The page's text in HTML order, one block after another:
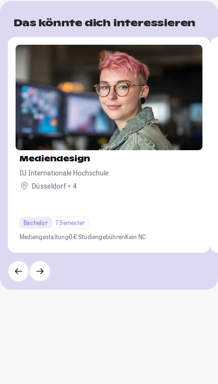
Das könnte dich interessieren
Mediendesign
IU Internationale Hochschule
Düsseldorf + 4
Bachelor
7 Semester
Mediengestaltung0 € StudiengebührenKein NC